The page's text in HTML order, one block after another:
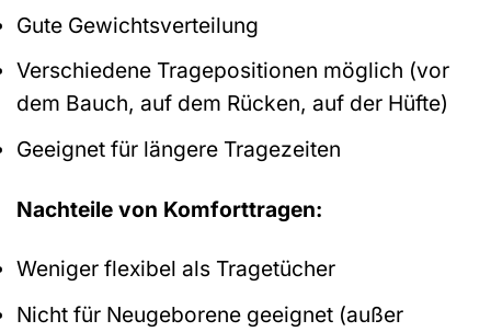
Gute Gewichtsverteilung
Verschiedene Tragepositionen möglich (vor
dem Bauch, auf dem Rücken, auf der Hüfte)
Geeignet für längere Tragezeiten
Nachteile von Komforttragen:
Weniger flexibel als Tragetücher
Nicht für Neugeborene geeignet (außer